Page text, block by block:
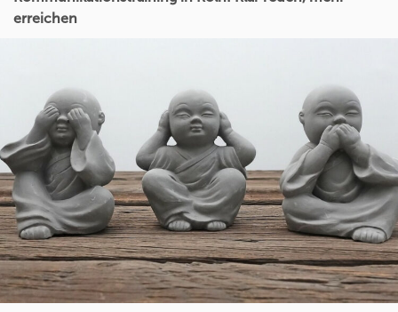
erreichen